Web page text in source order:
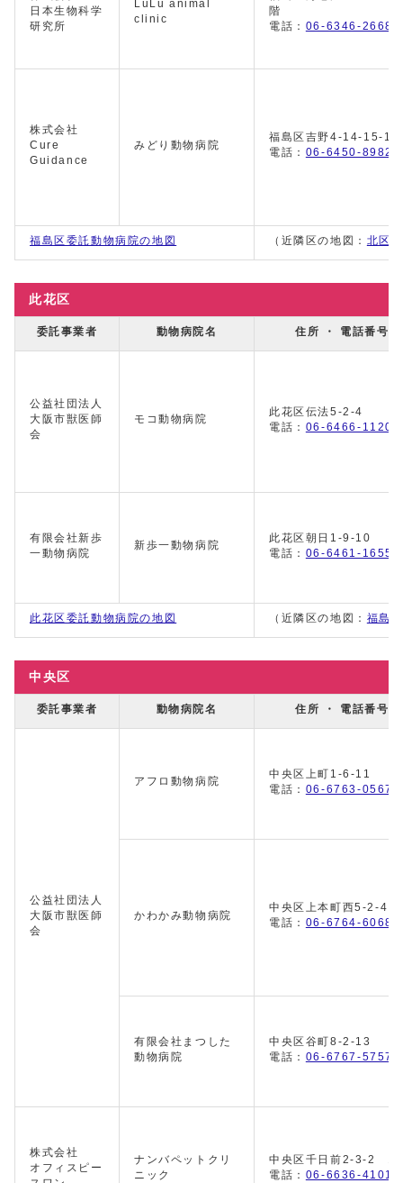
日本生物科学
研究所
LuLu animal
clinic
階
電話： 06-6346-2668
株式会社
Cure
Guidance
みどり動物病院
福島区吉野4-14-15-
電話： 06-6450-8982
福島区委託動物病院の地図 （近隣区の地図： 北区
此花区
委託事業者 動物病院名 住所 ・ 電話番号
公益社団法人
大阪市獣医師
会
モコ動物病院
此花区伝法5-2-4
電話： 06-6466-1120
有限会社新歩
一動物病院
新歩一動物病院
此花区朝日1-9-10
電話： 06-6461-1655
此花区委託動物病院の地図 （近隣区の地図： 福島区
中央区
委託事業者 動物病院名 住所 ・ 電話番号
公益社団法人
大阪市獣医師
会
アフロ動物病院
中央区上町1-6-11
電話： 06-6763-0567
かわかみ動物病院
中央区上本町西5-2-4
電話： 06-6764-6068
有限会社まつした
動物病院
中央区谷町8-2-13
電話： 06-6767-5757
株式会社
オフィスピー
ナンバペットクリ
ニック
中央区千日前2-3-2 1
電話： 06-6636-4101